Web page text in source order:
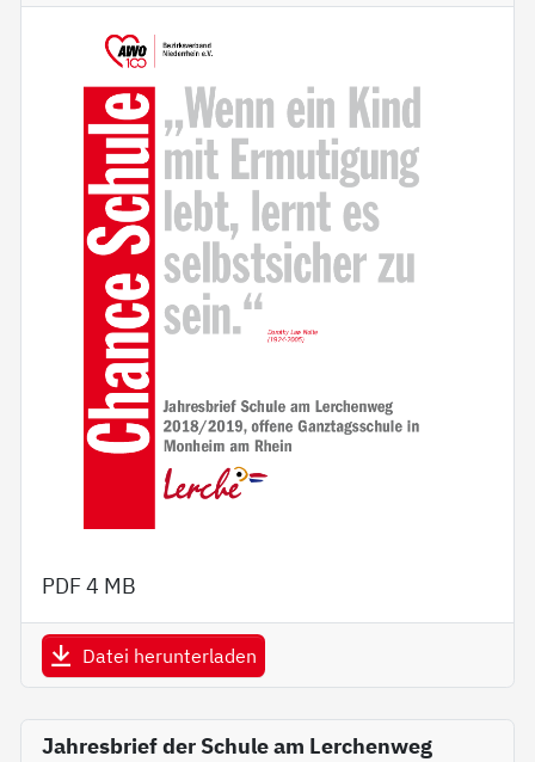
PDF4 MB
Datei herunterladen
Jahresbrief der Schule am Lerchenweg